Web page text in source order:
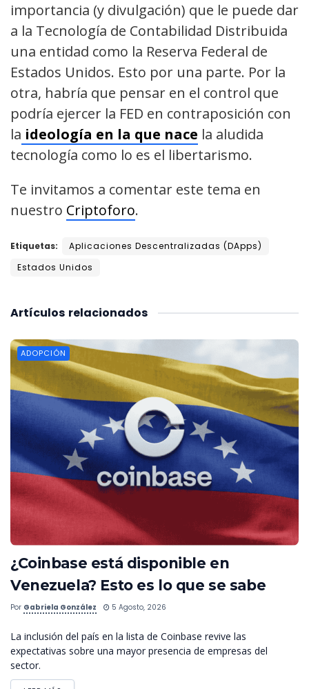
importancia (y divulgación) que le puede dar
a la Tecnología de Contabilidad Distribuida
una entidad como la Reserva Federal de
Estados Unidos. Esto por una parte. Por la
otra, habría que pensar en el control que
podría ejercer la FED en contraposición con
la ideología en la que nace la aludida
tecnología como lo es el libertarismo.
Te invitamos a comentar este tema en
nuestro Criptoforo.
Etiquetas:
Aplicaciones Descentralizadas (DApps)
Estados Unidos
relacionados
Artículos
ADOPCIÓN
¿Coinbase está disponible en
Venezuela? Esto es lo que se sabe
Por Gabriela González 5 Agosto, 2026
La inclusión del país en la lista de Coinbase revive las
expectativas sobre una mayor presencia de empresas del
sector.